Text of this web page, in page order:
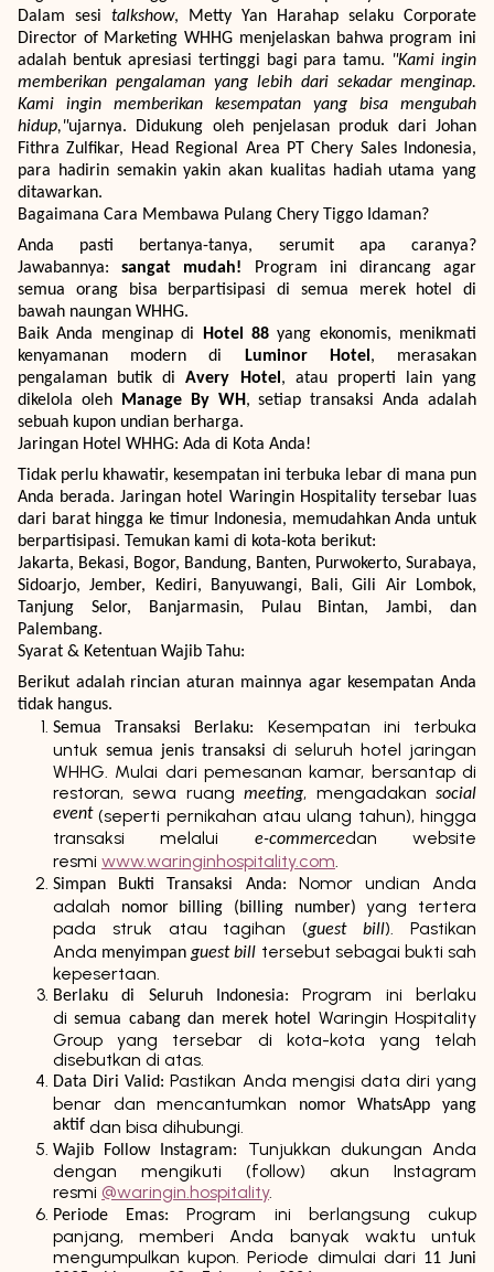
Dalam sesi
talkshow, Metty Yan Harahap selaku Corporate
Director of Marketing WHHG menjelaskan bahwa program ini
adalah bentuk apresiasi tertinggi bagi para tamu. "Kami ingin
memberikan pengalaman yang lebih dari sekadar menginap.
Kami ingin memberikan kesempatan yang bisa mengubah
hidup,"ujarnya. Didukung oleh penjelasan produk dari Johan
Fithra Zulfikar, Head Regional Area PT Chery Sales Indonesia,
para hadirin semakin yakin akan kualitas hadiah utama yang
ditawarkan.
Bagaimana Cara Membawa Pulang Chery Tiggo Idaman?
Anda pasti bertanya-tanya, serumit apa caranya?
Jawabannya:
sangat mudah!
Program ini dirancang agar
semua orang bisa berpartisipasi di semua merek hotel di
bawah naungan WHHG.
Baik Anda menginap di
Hotel 88 yang ekonomis, menikmati
kenyamanan modern di
Luminor Hotel , merasakan
pengalaman butik di
Avery Hotel , atau properti lain yang
dikelola oleh
Manage By WH, setiap transaksi Anda adalah
sebuah kupon undian berharga.
Jaringan Hotel WHHG: Ada di Kota Anda!
Tidak perlu khawatir, kesempatan ini terbuka lebar di mana pun
Anda berada. Jaringan hotel Waringin Hospitality tersebar luas
dari barat hingga ke timur Indonesia, memudahkan Anda untuk
berpartisipasi. Temukan kami di kota-kota berikut:
Jakarta, Bekasi, Bogor, Bandung, Banten, Purwokerto, Surabaya,
Sidoarjo, Jember, Kediri, Banyuwangi, Bali, Gili Air Lombok,
Tanjung Selor, Banjarmasin, Pulau Bintan, Jambi, dan
Palembang.
Syarat & Ketentuan Wajib Tahu:
Berikut adalah rincian aturan mainnya agar kesempatan Anda
tidak hangus.
Semua Transaksi Berlaku:
Kesempatan ini terbuka
untuk semua jenis transaksi di seluruh hotel jaringan
WHHG. Mulai dari pemesanan kamar, bersantap di
restoran, sewa ruang meeting, mengadakan social
event (seperti pernikahan atau ulang tahun), hingga
transaksi melalui
e-commercedan website
resmi www.waringinhospitality.com
Simpan Bukti Transaksi Anda:
Nomor undian Anda
adalah
nomor billing (billing number)
yang tertera
pada struk atau tagihan (guest bill). Pastikan
Anda menyimpan guest bill tersebut sebagai bukti sah
kepesertaan.
Berlaku di Seluruh Indonesia:
Program ini berlaku
di semua cabang dan merek hotel
Waringin Hospitality
Group yang tersebar di kota-kota yang telah
disebutkan di atas.
Data Diri Valid: Pastikan Anda mengisi data diri yang
benar dan mencantumkan
nomor WhatsApp yang
aktif dan bisa dihubungi.
Wajib Follow Instagram:
Tunjukkan dukungan Anda
dengan mengikuti (follow) akun Instagram
resmi @waringin.hospitality.
Periode Emas:
Program ini berlangsung cukup
panjang, memberi Anda banyak waktu untuk
mengumpulkan kupon. Periode dimulai dari 11 Juni